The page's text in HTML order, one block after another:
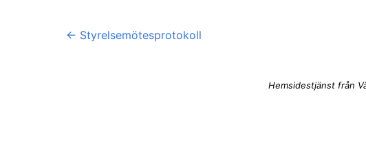
← Styrelsemötesprotokoll
Hemsidestjänst från